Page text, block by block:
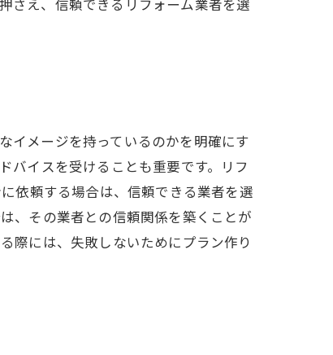
イメージを持っているのかを明確にす
バイスを受けることも重要です。リフ
依頼する場合は、信頼できる業者を選
、その業者との信頼関係を築くことが
際には、失敗しないためにプラン作り